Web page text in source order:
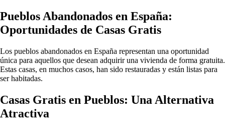
Pueblos Abandonados en España:
Oportunidades de Casas Gratis
Los pueblos abandonados en España representan una oportunidad
única para aquellos que desean adquirir una vivienda de forma gratuita.
Estas casas, en muchos casos, han sido restauradas y están listas para
ser habitadas.
Casas Gratis en Pueblos: Una Alternativa
Atractiva